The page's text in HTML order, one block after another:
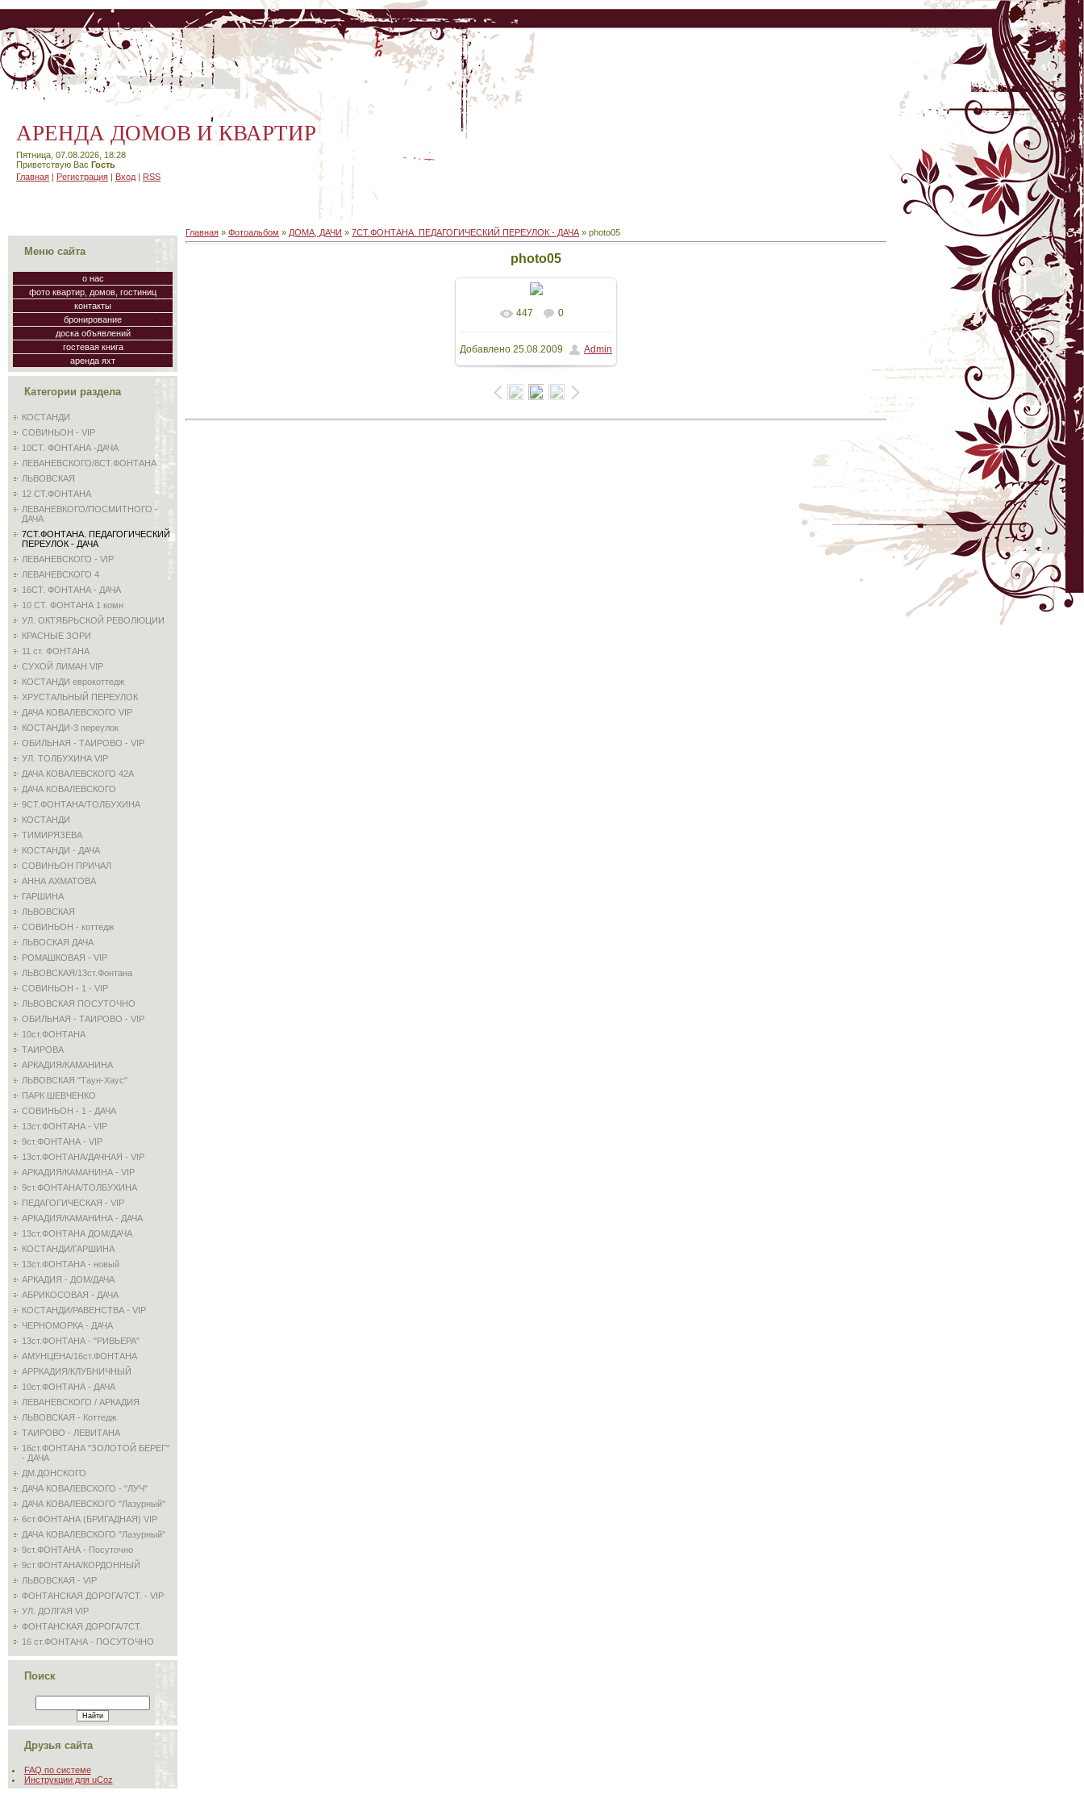
АРЕНДА ДОМОВ И КВАРТИР
Пятница, 07.08.2026, 18:28
Приветствую Вас Гость
Главная | Регистрация | Вход | RSS
Меню сайта
о нас
фото квартир, домов, гостиниц
контакты
бронирование
доска объявлений
гостевая книга
аренда яхт
Категории раздела
КОСТАНДИ
СОВИНЬОН - VIP
10СТ. ФОНТАНА -ДАЧА
ЛЕВАНЕВСКОГО/8СТ.ФОНТАНА
ЛЬВОВСКАЯ
12 СТ.ФОНТАНА
ЛЕВАНЕВКОГО/ПОСМИТНОГО -
ДАЧА
7СТ.ФОНТАНА. ПЕДАГОГИЧЕСКИЙ
ПЕРЕУЛОК - ДАЧА
ЛЕВАНЕВСКОГО - VIP
ЛЕВАНЕВСКОГО 4
16СТ. ФОНТАНА - ДАЧА
10 СТ. ФОНТАНА 1 комн
УЛ. ОКТЯБРЬСКОЙ РЕВОЛЮЦИИ
КРАСНЫЕ ЗОРИ
11 ст. ФОНТАНА
СУХОЙ ЛИМАН VIP
КОСТАНДИ еврокоттедж
ХРУСТАЛЬНЫЙ ПЕРЕУЛОК
ДАЧА КОВАЛЕВСКОГО VIP
КОСТАНДИ-3 переулок
ОБИЛЬНАЯ - ТАИРОВО - VIP
УЛ. ТОЛБУХИНА VIP
ДАЧА КОВАЛЕВСКОГО 42А
ДАЧА КОВАЛЕВСКОГО
9СТ.ФОНТАНА/ТОЛБУХИНА
КОСТАНДИ
ТИМИРЯЗЕВА
КОСТАНДИ - ДАЧА
СОВИНЬОН ПРИЧАЛ
АННА АХМАТОВА
ГАРШИНА
ЛЬВОВСКАЯ
СОВИНЬОН - коттедж
ЛЬВОСКАЯ ДАЧА
РОМАШКОВАЯ - VIP
ЛЬВОВСКАЯ/13ст.Фонтана
СОВИНЬОН - 1 - VIP
ЛЬВОВСКАЯ ПОСУТОЧНО
ОБИЛЬНАЯ - ТАИРОВО - VIP
10ст.ФОНТАНА
ТАИРОВА
АРКАДИЯ/КАМАНИНА
ЛЬВОВСКАЯ "Таун-Хаус"
ПАРК ШЕВЧЕНКО
СОВИНЬОН - 1 - ДАЧА
13ст.ФОНТАНА - VIP
9ст.ФОНТАНА - VIP
13ст.ФОНТАНА/ДАЧНАЯ - VIP
АРКАДИЯ/КАМАНИНА - VIP
9ст.ФОНТАНА/ТОЛБУХИНА
ПЕДАГОГИЧЕСКАЯ - VIP
АРКАДИЯ/КАМАНИНА - ДАЧА
13ст.ФОНТАНА ДОМ/ДАЧА
КОСТАНДИ/ГАРШИНА
13ст.ФОНТАНА - новый
АРКАДИЯ - ДОМ/ДАЧА
АБРИКОСОВАЯ - ДАЧА
КОСТАНДИ/РАВЕНСТВА - VIP
ЧЕРНОМОРКА - ДАЧА
13ст.ФОНТАНА - "РИВЬЕРА"
АМУНЦЕНА/16ст.ФОНТАНА
АРРКАДИЯ/КЛУБНИЧНЫЙ
10ст.ФОНТАНА - ДАЧА
ЛЕВАНЕВСКОГО / АРКАДИЯ
ЛЬВОВСКАЯ - Коттедж
ТАИРОВО - ЛЕВИТАНА
16ст.ФОНТАНА "ЗОЛОТОЙ БЕРЕГ"
- ДАЧА
ДМ.ДОНСКОГО
ДАЧА КОВАЛЕВСКОГО - "ЛУЧ"
ДАЧА КОВАЛЕВСКОГО "Лазурный"
6ст.ФОНТАНА (БРИГАДНАЯ) VIP
ДАЧА КОВАЛЕВСКОГО "Лазурный"
9ст.ФОНТАНА - Посуточно
9ст.ФОНТАНА/КОРДОННЫЙ
ЛЬВОВСКАЯ - VIP
ФОНТАНСКАЯ ДОРОГА/7СТ. - VIP
УЛ. ДОЛГАЯ VIP
ФОНТАНСКАЯ ДОРОГА/7СТ.
16 ст.ФОНТАНА - ПОСУТОЧНО
Поиск
Друзья сайта
FAQ по системе
Инструкции для uCoz
Главная » Фотоальбом » ДОМА, ДАЧИ » 7СТ.ФОНТАНА. ПЕДАГОГИЧЕСКИЙ ПЕРЕУЛОК - ДАЧА » photo05
photo05
В реальном размере
582x383/ 71.8Kb
447 0
Добавлено 25.08.2009 Admin